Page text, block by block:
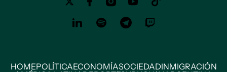
HOMEPOLÍTICAECONOMÍASOCIEDADINMIGRACIÓN